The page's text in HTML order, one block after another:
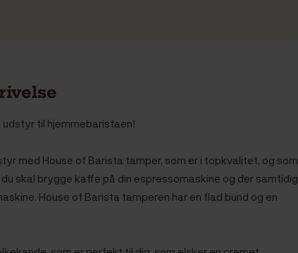
udstyr til hjemmebaristaen!
med House of Barista tamper, som er i topkvalitet, og som
du skal brygge kaffe på din espressomaskine og der samtidig
House of Barista tamperen har en flad bund og en